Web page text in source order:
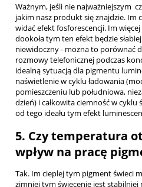
Ważnym, jeśli nie najważniejszym
jakim nasz produkt się znajdzie. Im
widać efekt fosforescencji. Im
dookoła tym ten efekt będzie
niewidoczny - można to porównać
rozmowy telefonicznej podczas
idealną sytuacją dla pigmentu
naświetlenie w cyklu ładowania
pomieszczeniu lub południowa,
dzień) i całkowita ciemność w
od tego ideału tym efekt
5. Czy temperatura
wpływ na pracę
Tak. Im cieplej tym pigment świeci
zimniej tym świecenie jest stabilniej